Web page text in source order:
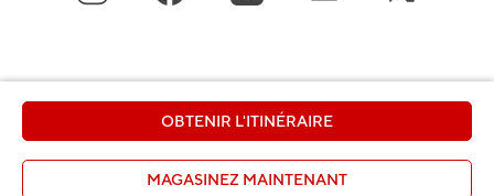
MAGASINEZ MAINTENANT
OBTENIR L'ITINÉRAIRE